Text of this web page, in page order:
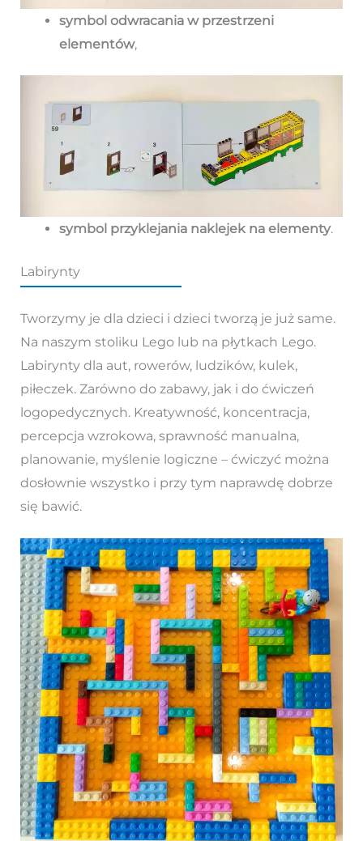
symbol odwracania w przestrzeni
elementów,
symbol przyklejania naklejek na elementy.
Labirynty
Tworzymy je dla dzieci i dzieci tworzą je już same.
Na naszym stoliku Lego lub na płytkach Lego.
Labirynty dla aut, rowerów, ludzików, kulek,
piłeczek. Zarówno do zabawy, jak i do ćwiczeń
logopedycznych. Kreatywność, koncentracja,
percepcja wzrokowa, sprawność manualna,
planowanie, myślenie logiczne – ćwiczyć można
dosłownie wszystko i przy tym naprawdę dobrze
się bawić.